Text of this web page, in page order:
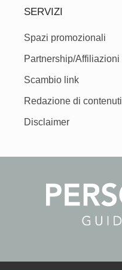
SERVIZI
Spazi promozionali
Partnership/Affiliazioni
Scambio link
Redazione di contenuti
Disclaimer